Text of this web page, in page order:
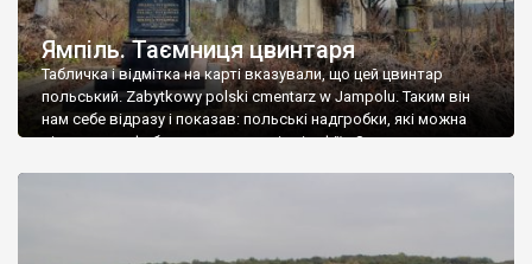
Ямпіль. Таємниця цвинтаря
Табличка і відмітка на карті вказували, що цей цвинтар
польський. Zabytkowy polski cmentarz w Jampolu. Таким він
нам себе відразу і показав: польські надгробки, які можна
віднести до фабричних, польські епітафії… Загалом цвинтар